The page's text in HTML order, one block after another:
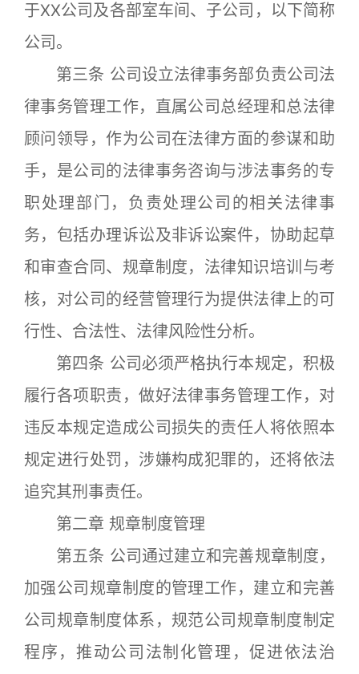
于XX公司及各部室车间、子公司，以下简称
公司。
第三条 公司设立法律事务部负责公司法
律事务管理工作，直属公司总经理和总法律
顾问领导，作为公司在法律方面的参谋和助
手，是公司的法律事务咨询与涉法事务的专
职处理部门，负责处理公司的相关法律事
务，包括办理诉讼及非诉讼案件，协助起草
和审查合同、规章制度，法律知识培训与考
核，对公司的经营管理行为提供法律上的可
行性、合法性、法律风险性分析。
第四条 公司必须严格执行本规定，积极
履行各项职责，做好法律事务管理工作，对
违反本规定造成公司损失的责任人将依照本
规定进行处罚，涉嫌构成犯罪的，还将依法
追究其刑事责任。
第二章 规章制度管理
第五条 公司通过建立和完善规章制度，
加强公司规章制度的管理工作，建立和完善
公司规章制度体系，规范公司规章制度制定
程序，推动公司法制化管理，促进依法治